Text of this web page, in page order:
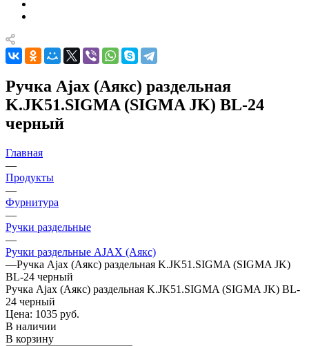
Ручка Ajax (Аякс) раздельная
K.JK51.SIGMA (SIGMA JK) BL-24
черный
Главная
—
Продукты
—
Фурнитура
—
Ручки раздельные
—
Ручки раздельные AJAX (Аякс)
—Ручка Ajax (Аякс) раздельная K.JK51.SIGMA (SIGMA JK)
BL-24 черный
Ручка Ajax (Аякс) раздельная K.JK51.SIGMA (SIGMA JK) BL-
24 черный
Цена: 1035 руб.
В наличии
В корзину